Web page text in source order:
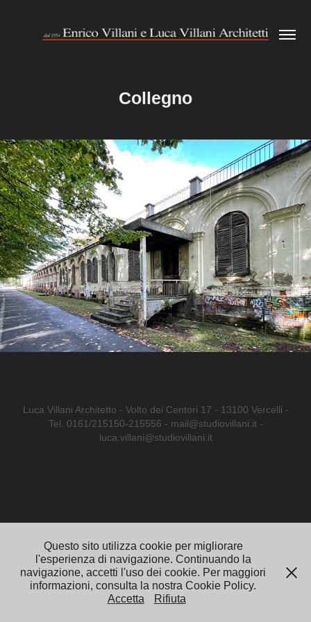
Collegno
Luca Villani Architetto - Volto dei Centori 17 - 13100 Vercelli -
Tel. 0161/215150-215556 - mail@studiovillani.it -
luca.villani@studiovillani.it
Questo sito utilizza cookie per migliorare
l'esperienza di navigazione. Continuando la
navigazione, accetti l'uso dei cookie. Per maggiori
informazioni, consulta la nostra Cookie Policy.
Accetta
Rifiuta